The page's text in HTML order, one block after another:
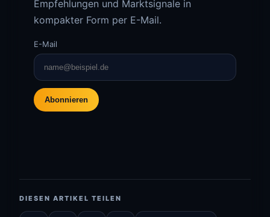
Empfehlungen und Marktsignale in
kompakter Form per E-Mail.
E-Mail
Abonnieren
DIESEN ARTIKEL TEILEN